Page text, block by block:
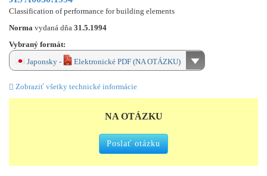
Classification of performance for building elements
Norma vydaná dňa 31.5.1994
Vybraný formát:
Japonsky -
Elektronické PDF (NA OTÁZKU)
Zobraziť všetky technické informácie
NA OTÁZKU
Poslať otázku